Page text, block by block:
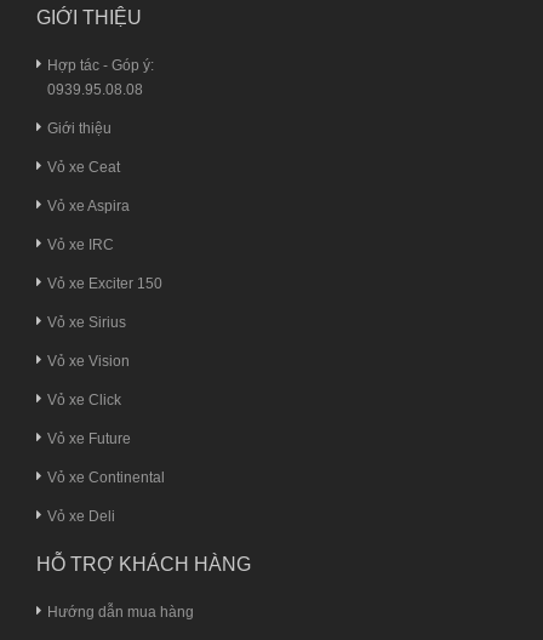
GIỚI THIỆU
Hợp tác - Góp ý:
0939.95.08.08
Giới thiệu
Vỏ xe Ceat
Vỏ xe Aspira
Vỏ xe IRC
Vỏ xe Exciter 150
Vỏ xe Sirius
Vỏ xe Vision
Vỏ xe Click
Vỏ xe Future
Vỏ xe Continental
Vỏ xe Deli
HỖ TRỢ KHÁCH HÀNG
Hướng dẫn mua hàng